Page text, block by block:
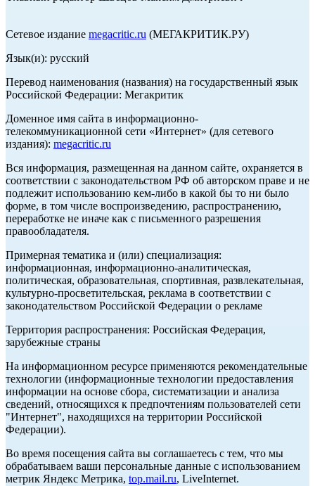
Сетевое издание megacritic.ru (МЕГАКРИТИК.РУ)
Язык(и): русский
Перевод наименования (названия) на государственный язык
Российской Федерации: Мегакритик
Доменное имя сайта в информационно-
телекоммуникационной сети «Интернет» (для сетевого
издания): megacritic.ru
Вся информация, размещенная на данном сайте, охраняется в
соответствии с законодательством РФ об авторском праве и не
подлежит использованию кем-либо в какой бы то ни было
форме, в том числе воспроизведению, распространению,
переработке не иначе как с письменного разрешения
правообладателя.
Примерная тематика и (или) специализация:
информационная, информационно-аналитическая,
политическая, образовательная, спортивная, развлекательная,
культурно-просветительская, реклама в соответствии с
законодательством Российской Федерации о рекламе
Территория распространения: Российская Федерация,
зарубежные страны
На информационном ресурсе применяются рекомендательные
технологии (информационные технологии предоставления
информации на основе сбора, систематизации и анализа
сведений, относящихся к предпочтениям пользователей сети
"Интернет", находящихся на территории Российской
Федерации).
Во время посещения сайта вы соглашаетесь с тем, что мы
обрабатываем ваши персональные данные с использованием
метрик Яндекс Метрика, top.mail.ru, LiveInternet.